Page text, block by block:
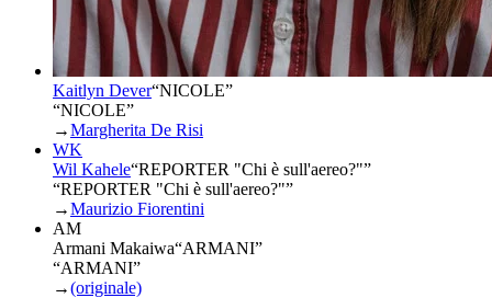
Kaitlyn Dever“NICOLE”
“NICOLE”
→Margherita De Risi
WK
Wil Kahele“REPORTER "Chi è sull'aereo?"”
“REPORTER "Chi è sull'aereo?"”
→Maurizio Fiorentini
AM
Armani Makaiwa“ARMANI”
“ARMANI”
→(originale)